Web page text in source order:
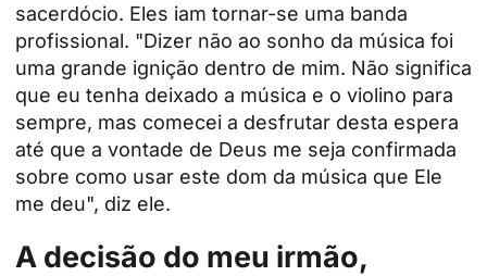
sacerdócio. Eles iam tornar-se uma banda
profissional. "Dizer não ao sonho da música foi
uma grande ignição dentro de mim. Não significa
que eu tenha deixado a música e o violino para
sempre, mas comecei a desfrutar desta espera
até que a vontade de Deus me seja confirmada
sobre como usar este dom da música que Ele
me deu", diz ele.
A decisão do meu irmão,